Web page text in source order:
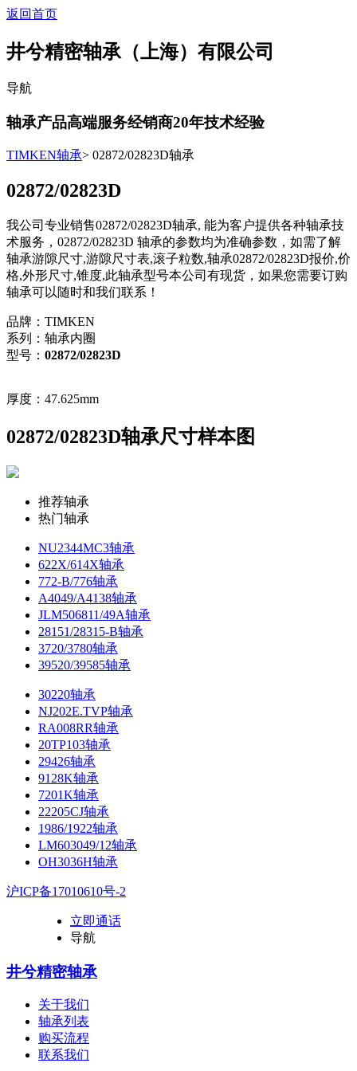
返回首页
井兮精密轴承（上海）有限公司
导航
轴承产品高端服务经销商20年技术经验
TIMKEN轴承> 02872/02823D轴承
02872/02823D
我公司专业销售02872/02823D轴承, 能为客户提供各种轴承技
术服务，02872/02823D 轴承的参数均为准确参数，如需了解
轴承游隙尺寸,游隙尺寸表,滚子粒数,轴承02872/02823D报价,价
格,外形尺寸,锥度,此轴承型号本公司有现货，如果您需要订购
轴承可以随时和我们联系！
品牌：TIMKEN
系列：轴承内圈
型号： 02872/02823D
厚度：47.625mm
02872/02823D轴承尺寸样本图
推荐轴承
热门轴承
NU2344MC3轴承
622X/614X轴承
772-B/776轴承
A4049/A4138轴承
JLM506811/49A轴承
28151/28315-B轴承
3720/3780轴承
39520/39585轴承
30220轴承
NJ202E.TVP轴承
RA008RR轴承
20TP103轴承
29426轴承
9128K轴承
7201K轴承
22205CJ轴承
1986/1922轴承
LM603049/12轴承
OH3036H轴承
沪ICP备17010610号-2
立即通话
导航
井兮精密轴承
关于我们
轴承列表
购买流程
联系我们